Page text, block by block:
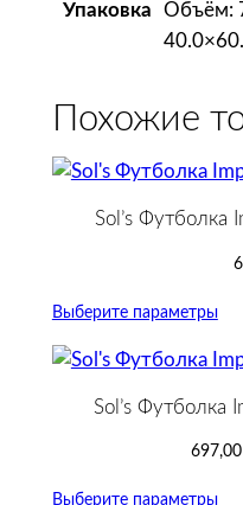
)
Упаковка
Объём:
Похожие
Sol’s Футболка
Выберите параметры
Sol’s Футболка
697,00
Выберите параметры